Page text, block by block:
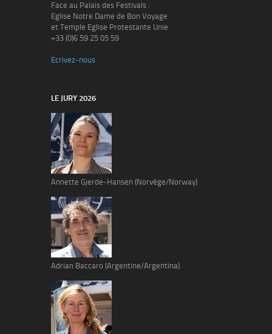
Face au Palais des Festivals :
Eglise Notre Dame de Bon Voyage
et Temple Eglise Protestante Unie
+33 (0)6 59 25 05 59
Ecrivez-nous
LE JURY 2026
Annette Gjerde-Hansen (Norvège/Norway)
Adrian Baccaro (Argentine/Argentina)